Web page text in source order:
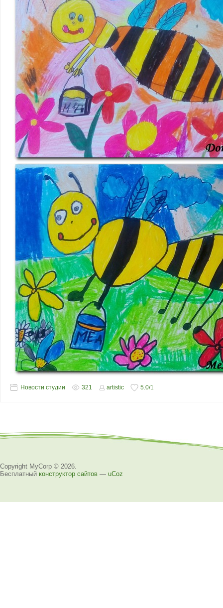
Новости студии 321 artistic 5.0/1
Copyright MyCorp © 2026
Бесплатный конструктор сайтов — uCoz